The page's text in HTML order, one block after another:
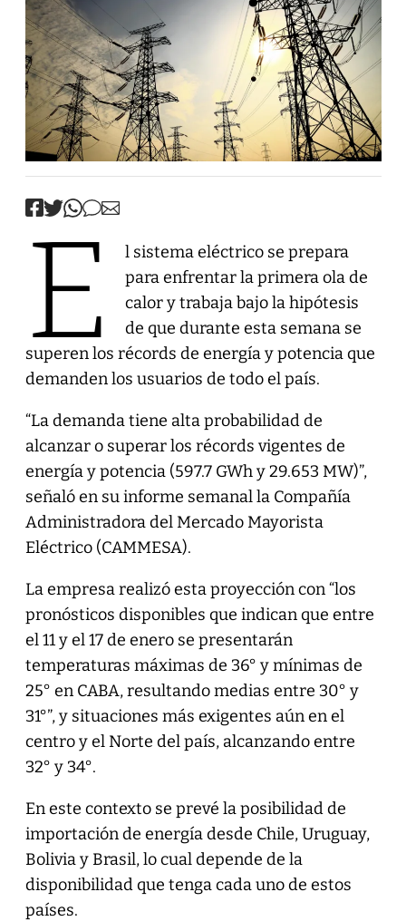
E
l sistema eléctrico se prepara
para enfrentar la primera ola de
calor y trabaja bajo la hipótesis
de que durante esta semana se
superen los récords de energía y potencia que
demanden los usuarios de todo el país.
“La demanda tiene alta probabilidad de
alcanzar o superar los récords vigentes de
energía y potencia (597.7 GWh y 29.653 MW)”,
señaló en su informe semanal la Compañía
Administradora del Mercado Mayorista
Eléctrico (CAMMESA).
La empresa realizó esta proyección con “los
pronósticos disponibles que indican que entre
el 11 y el 17 de enero se presentarán
temperaturas máximas de 36° y mínimas de
25° en CABA, resultando medias entre 30° y
31°”, y situaciones más exigentes aún en el
centro y el Norte del país, alcanzando entre
32° y 34°.
En este contexto se prevé la posibilidad de
importación de energía desde Chile, Uruguay,
Bolivia y Brasil, lo cual depende de la
disponibilidad que tenga cada uno de estos
países.